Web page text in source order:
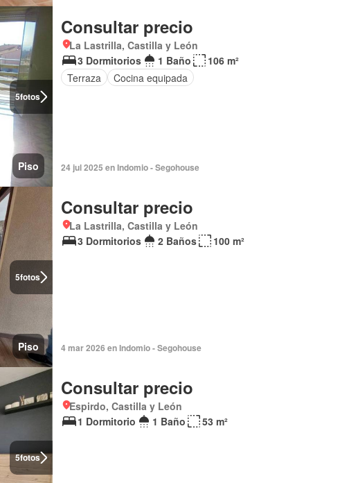
5fotos
Piso
Consultar precio
La Lastrilla, Castilla y León
3 Dormitorios
1 Baño
106 m²
Terraza
Cocina equipada
24 jul 2025 en Indomio - Segohouse
5fotos
Piso
Consultar precio
La Lastrilla, Castilla y León
3 Dormitorios
2 Baños 100 m²
4 mar 2026 en Indomio - Segohouse
5fotos
Consultar precio
Espirdo, Castilla y León
1 Dormitorio
1 Baño 53 m²